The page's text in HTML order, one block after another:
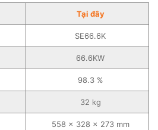
Tại đây
SE66.6K
66.6KW
98.3 %
32 kg
558 x 328 x 273 mm